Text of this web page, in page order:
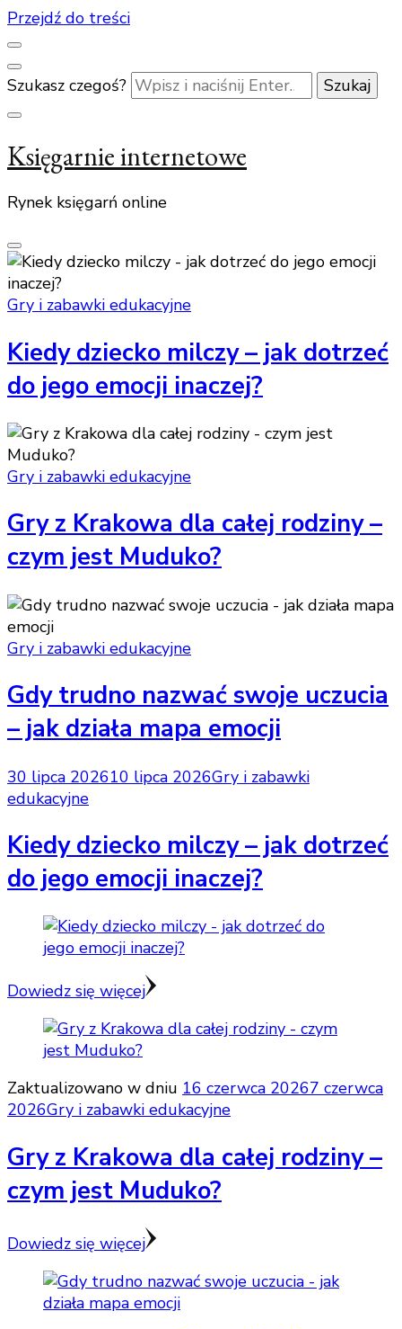
Przejdź do treści
Szukasz czegoś?
Księgarnie internetowe
Rynek księgarń online
Gry i zabawki edukacyjne
Kiedy dziecko milczy – jak dotrzeć
do jego emocji inaczej?
Gry i zabawki edukacyjne
Gry z Krakowa dla całej rodziny –
czym jest Muduko?
Gry i zabawki edukacyjne
Gdy trudno nazwać swoje uczucia
– jak działa mapa emocji
30 lipca 202610 lipca 2026Gry i zabawki
edukacyjne
Kiedy dziecko milczy – jak dotrzeć
do jego emocji inaczej?
Dowiedz się więcej
Zaktualizowano w dniu 16 czerwca 20267 czerwca
2026Gry i zabawki edukacyjne
Gry z Krakowa dla całej rodziny –
czym jest Muduko?
Dowiedz się więcej